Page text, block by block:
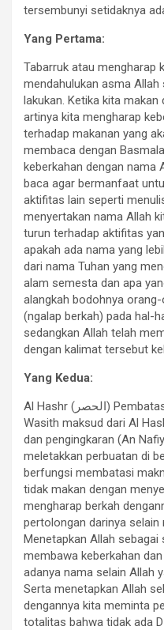
tersembunyi setidaknya
Yang Pertama:
Tabarruk atau mengharap
mendahulukan asma
lakukan. Ketika kita
artinya kita mengharap
terhadap makanan yang
membaca dengan
keberkahan dengan nama
baca agar bermanfaat
aktifitas lain seperti
menyertakan nama Allah
turun terhadap aktifitas
apakah ada nama yang
dari nama Tuhan yang
alam semesta dan apa
alangkah bodohnya
(ngalap berkah) pada hal-
sedangkan Allah telah
dengan kalimat tersebut
Yang Kedua:
Al Hashr (الحصر) Pembatasan maksud. Merujuk Mu’jamul
Wasith maksud dari Al
dan pengingkaran (An
meletakkan perbuatan di
berfungsi membatasi
tidak makan dengan
mengharap berkah
pertolongan darinya selain
Menetapkan Allah
membawa keberkahan
adanya nama selain Allah
Serta menetapkan Allah
dengannya kita meminta
totalitas bahwa tidak ada